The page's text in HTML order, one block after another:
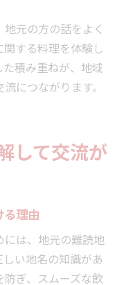
元の方の話をよく
する料理を体験し
積み重ねが、地域
につながります。
して交流が
理由
は、地元の難読地
い地名の知識があ
ぎ、スムーズな飲